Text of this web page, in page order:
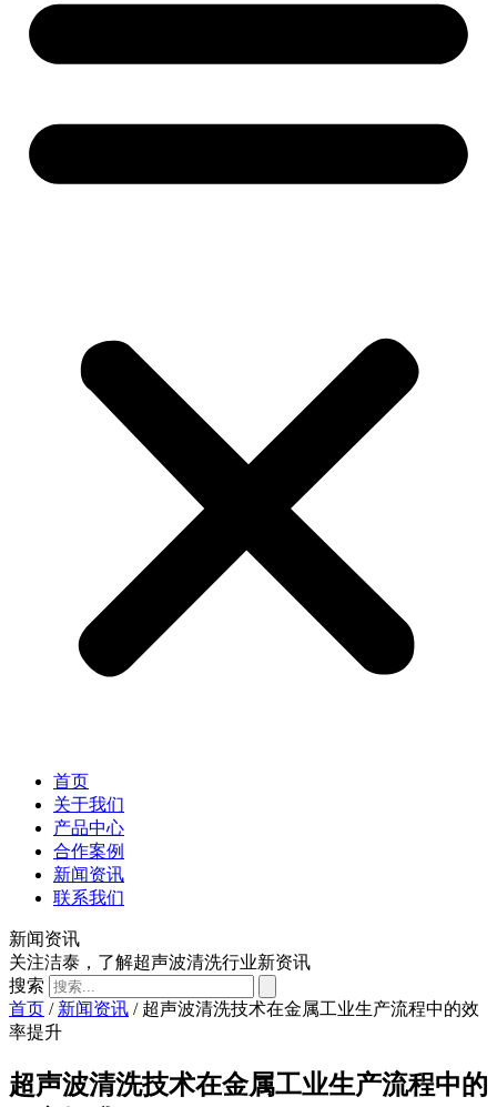
首页
关于我们
产品中心
合作案例
新闻资讯
联系我们
新闻资讯
关注洁泰，了解超声波清洗行业新资讯
搜索
首页 / 新闻资讯 / 超声波清洗技术在金属工业生产流程中的效
率提升
超声波清洗技术在金属工业生产流程中的